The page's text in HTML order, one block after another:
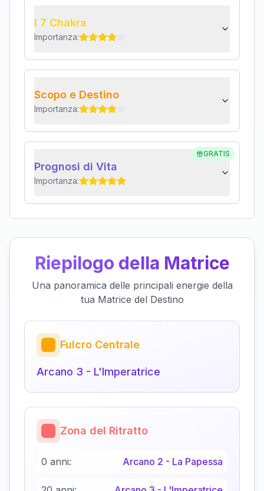
I 7 Chakra
Importanza:
Scopo e Destino
Importanza:
GRATIS
Prognosi di Vita
Importanza:
Riepilogo della Matrice
Una panoramica delle principali energie della
tua Matrice del Destino
Fulcro Centrale
Arcano 3 - L'Imperatrice
Zona del Ritratto
0 anni: Arcano 2 - La Papessa